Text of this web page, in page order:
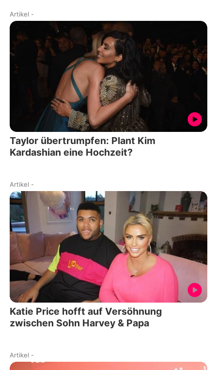
Artikel -
Taylor übertrumpfen: Plant Kim
Kardashian eine Hochzeit?
Artikel -
Katie Price hofft auf Versöhnung
zwischen Sohn Harvey & Papa
Artikel -